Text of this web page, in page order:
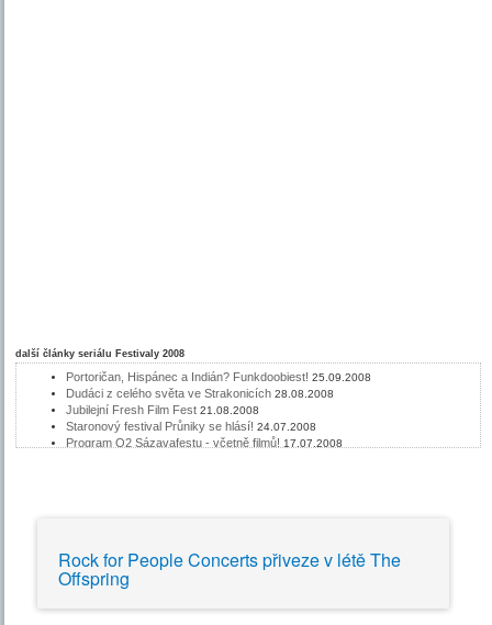
další články seriálu Festivaly 2008
Portoričan, Hispánec a Indián? Funkdoobiest! 25.09.2008
Dudáci z celého světa ve Strakonicích 28.08.2008
Jubilejní Fresh Film Fest 21.08.2008
Staronový festival Průniky se hlásí! 24.07.2008
Program O2 Sázavafestu - včetně filmů! 17.07.2008
Olmeca Live Sessions 2008 - léto v Mlékojedech!05.06.2008
Letní kino Střelák 2008
Doreen Shaffer vystoupí na Mighty Sounds
Rock for People Concerts přiveze v létě The
Offspring